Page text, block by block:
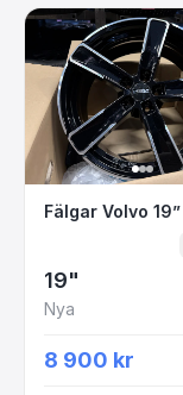
Fälgar Volvo
Fälgar Volvo
19"
Nya
8 900 kr